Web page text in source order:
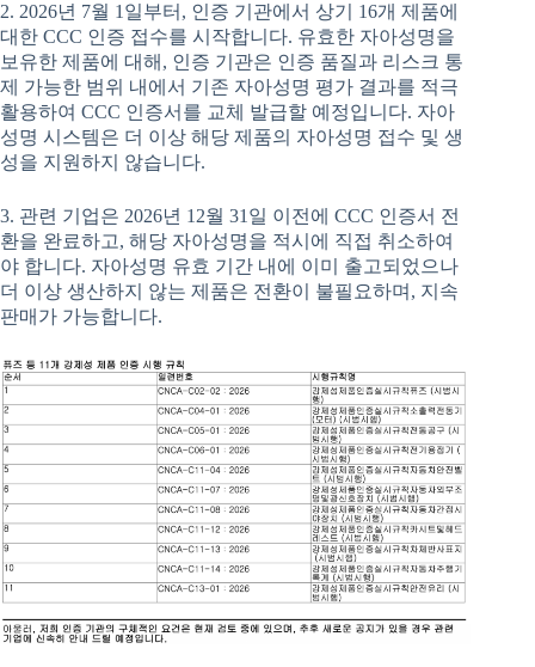
2. 2026년 7월 1일부터, 인증 기관에서 상기 16개 제품에
대한 CCC 인증 접수를 시작합니다. 유효한 자아성명을
보유한 제품에 대해, 인증 기관은 인증 품질과 리스크 통
제 가능한 범위 내에서 기존 자아성명 평가 결과를 적극
활용하여 CCC 인증서를 교체 발급할 예정입니다. 자아
성명 시스템은 더 이상 해당 제품의 자아성명 접수 및 생
성을 지원하지 않습니다.
3. 관련 기업은 2026년 12월 31일 이전에 CCC 인증서 전
환을 완료하고, 해당 자아성명을 적시에 직접 취소하여
야 합니다. 자아성명 유효 기간 내에 이미 출고되었으나
더 이상 생산하지 않는 제품은 전환이 불필요하며, 지속
판매가 가능합니다.